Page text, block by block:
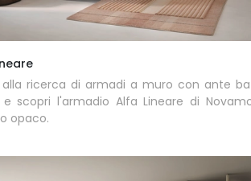
alla ricerca di armadi a muro con ante
scopri l'armadio Alfa Lineare di
opaco.